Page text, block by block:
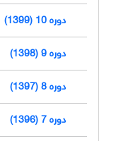
دوره 10 (1399)
دوره 9 (1398)
دوره 8 (1397)
دوره 7 (1396)